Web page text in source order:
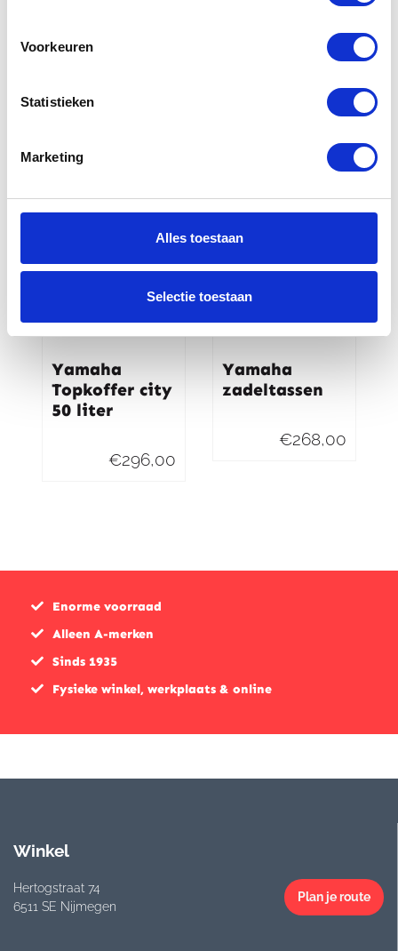
Voorkeuren
Statistieken
Marketing
Alles toestaan
Selectie toestaan
Topkoffer
700
Uitlaatdemper
Yamaha
Topkoffer city
50 liter
€296,00
Yamaha
zadeltassen
€268,00
Enorme voorraad
Alleen A-merken
Sinds 1935
Fysieke winkel, werkplaats & online
Winkel
Hertogstraat 74
6511 SE Nijmegen
Plan je route